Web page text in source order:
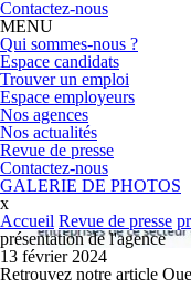
Contactez-nous
MENU
Qui sommes-nous ?
Espace candidats
Trouver un emploi
Espace employeurs
Nos agences
Nos actualités
Revue de presse
Contactez-nous
GALERIE DE PHOTOS
x
Accueil Revue de presse
présentation de l'agence
13 février 2024
Retrouvez notre article